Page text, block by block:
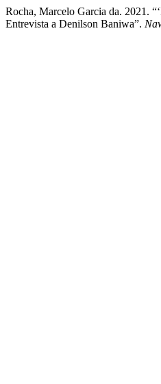
Rocha, Marcelo Garcia da. 2021.
Entrevista a Denilson Baniwa”.